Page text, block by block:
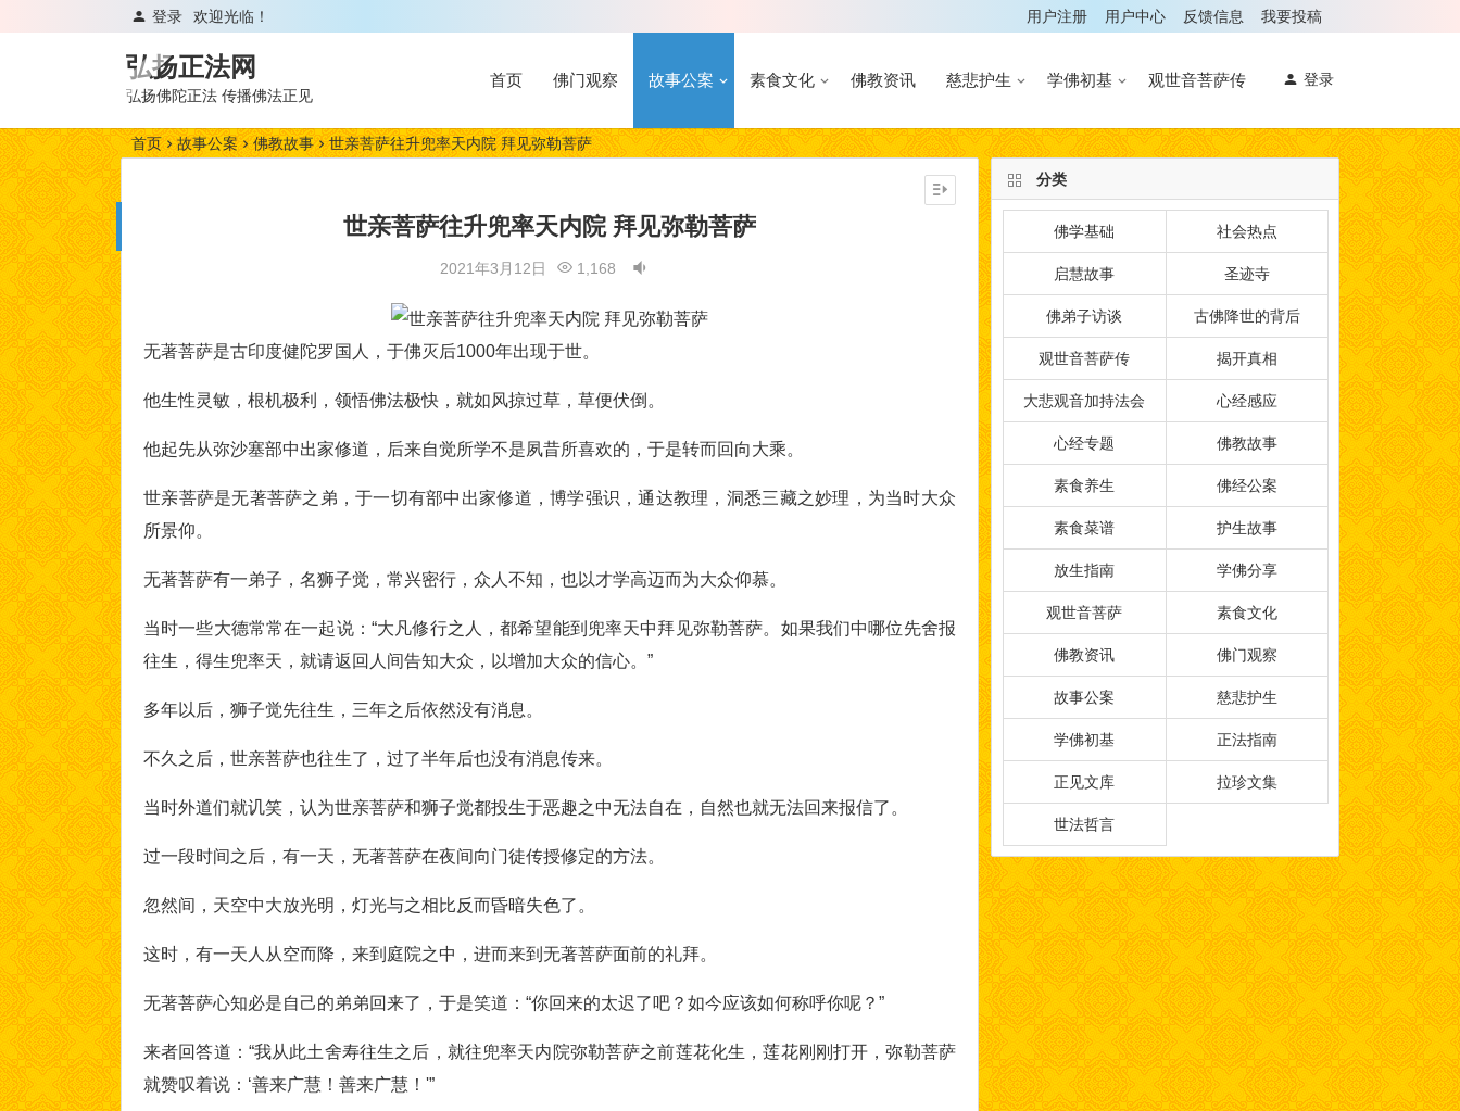
欢迎光临！
登录 用户注册 用户中心 反馈信息 我要投稿
登录
弘扬正法网
弘扬佛陀正法 传播佛法正见
首页 佛门观察 故事公案 素食文化 佛教资讯 慈悲护生 学佛初基 观世音菩萨传
首页 故事公案 佛教故事 世亲菩萨往升兜率天内院 拜见弥勒菩萨
世亲菩萨往升兜率天内院 拜见弥勒菩萨
2021年3月12日 1,168
无著菩萨是古印度健陀罗国人，于佛灭后1000年出现于世。
他生性灵敏，根机极利，领悟佛法极快，就如风掠过草，草便伏倒。
他起先从弥沙塞部中出家修道，后来自觉所学不是夙昔所喜欢的，于是转而回向大乘。
世亲菩萨是无著菩萨之弟，于一切有部中出家修道，博学强识，通达教理，洞悉三藏之妙理，为当时大众
所景仰。
无著菩萨有一弟子，名狮子觉，常兴密行，众人不知，也以才学高迈而为大众仰慕。
当时一些大德常常在一起说：“大凡修行之人，都希望能到兜率天中拜见弥勒菩萨。如果我们中哪位先舍报
往生，得生兜率天，就请返回人间告知大众，以增加大众的信心。”
多年以后，狮子觉先往生，三年之后依然没有消息。
不久之后，世亲菩萨也往生了，过了半年后也没有消息传来。
当时外道们就讥笑，认为世亲菩萨和狮子觉都投生于恶趣之中无法自在，自然也就无法回来报信了。
过一段时间之后，有一天，无著菩萨在夜间向门徒传授修定的方法。
忽然间，天空中大放光明，灯光与之相比反而昏暗失色了。
这时，有一天人从空而降，来到庭院之中，进而来到无著菩萨面前的礼拜。
无著菩萨心知必是自己的弟弟回来了，于是笑道：“你回来的太迟了吧？如今应该如何称呼你呢？”
来者回答道：“我从此土舍寿往生之后，就往兜率天内院弥勒菩萨之前莲花化生，莲花刚刚打开，弥勒菩萨
就赞叹着说：‘善来广慧！善来广慧！'”
分类
佛学基础 社会热点
启慧故事 圣迹寺
佛弟子访谈 古佛降世的背后
观世音菩萨传 揭开真相
大悲观音加持法会 心经感应
心经专题 佛教故事
素食养生 佛经公案
素食菜谱 护生故事
放生指南 学佛分享
观世音菩萨 素食文化
佛教资讯 佛门观察
故事公案 慈悲护生
学佛初基 正法指南
正见文库 拉珍文集
世法哲言